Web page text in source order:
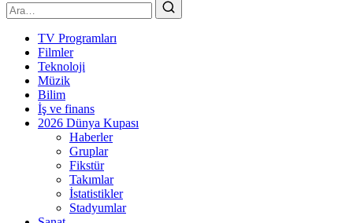
TV Programları
Filmler
Teknoloji
Müzik
Bilim
İş ve finans
2026 Dünya Kupası
Haberler
Gruplar
Fikstür
Takımlar
İstatistikler
Stadyumlar